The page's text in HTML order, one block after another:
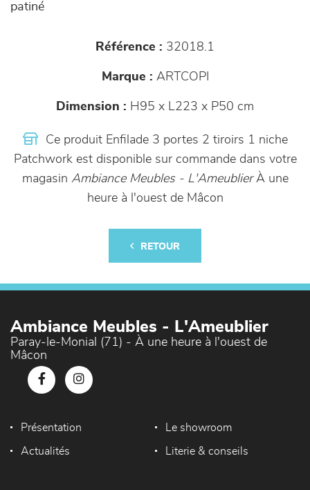
patiné
Référence : 32018.1
Marque : ARTCOPI
Dimension : H95 x L223 x P50 cm
Ce produit Enfilade 3 portes 2 tiroirs 1 niche
Patchwork est disponible sur commande dans votre
magasin Ambiance Meubles - L'AmeublierÀ une
heure à l'ouest de Mâcon
RETOUR
Ambiance Meubles - L'Ameublier
Paray-le-Monial (71) - À une heure à l'ouest de
Mâcon
Présentation Le showroom
Actualités Literie & conseils